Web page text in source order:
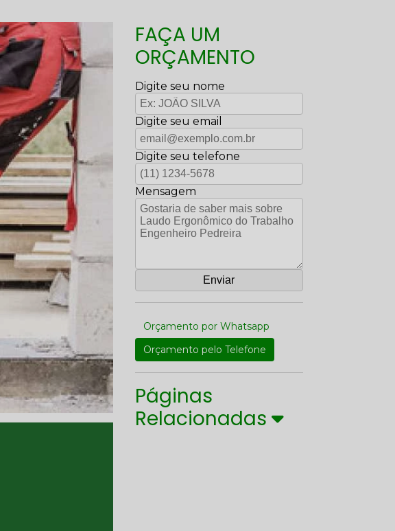
FAÇA UM
ORÇAMENTO
Digite seu nome
Digite seu email
Digite seu telefone
Mensagem
Orçamento por Whatsapp
Orçamento pelo Telefone
Páginas
Relacionadas